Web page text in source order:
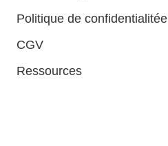
Politique de confidentialitée
CGV
Ressources